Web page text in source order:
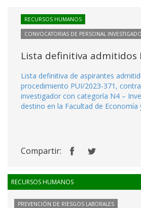
RECURSOS HUMANOS
CONVOCATORIAS DE PERSONAL
Lista definitiva admitidos
Lista definitiva de aspirantes
procedimiento PUI/2023-371,
investigador con categoría N4 –
destino en la Facultad de Economía
Compartir:
RECURSOS HUMANOS
PREVENCIÓN DE RIESGOS LABORALES